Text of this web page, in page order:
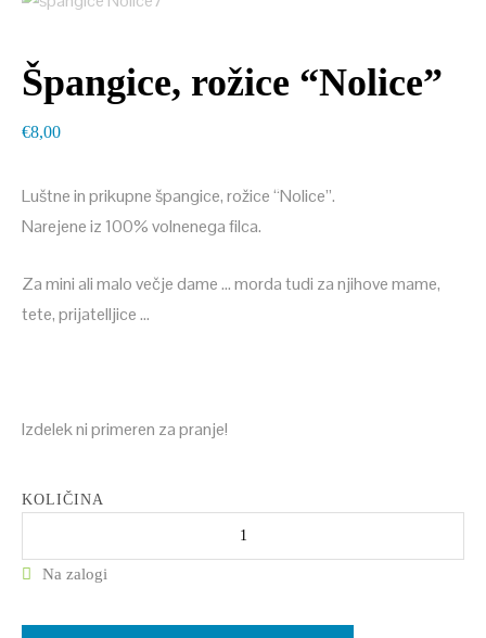
Špangice, rožice “Nolice”
€8,00
Luštne in prikupne špangice, rožice “Nolice”.
Narejene iz 100% volnenega filca.
Za mini ali malo večje dame … morda tudi za njihove mame,
tete, prijatelljice …
Izdelek ni primeren za pranje!
KOLIČINA
Na zalogi